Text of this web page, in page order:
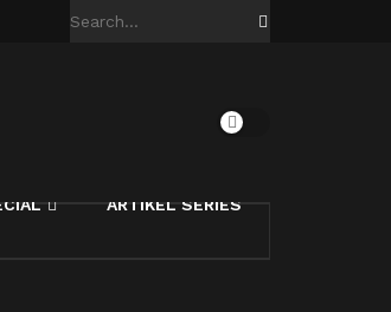
ARTIKEL SERIES